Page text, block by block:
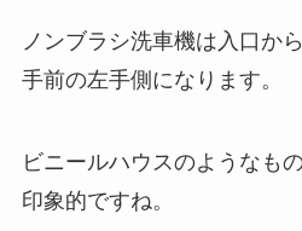
ノンブラシ洗車機は入口か
手前の左手側になります。
ビニールハウスのようなも
印象的ですね。